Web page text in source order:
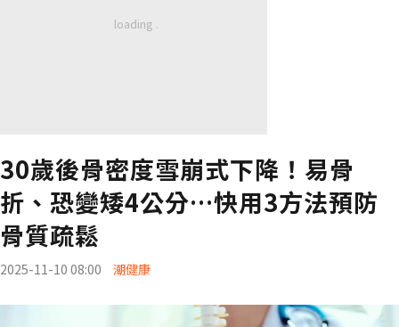
30歲後骨密度雪崩式下降！易骨
折、恐變矮4公分…快用3方法預防
骨質疏鬆
2025-11-10 08:00 潮健康